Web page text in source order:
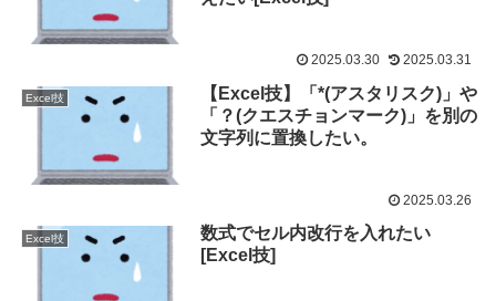
2025.03.30 2025.03.31
Excel技
【Excel技】「*(アスタリスク)」や
「？(クエスチョンマーク)」を別の
文字列に置換したい。
2025.03.26
Excel技
数式でセル内改行を入れたい
[Excel技]